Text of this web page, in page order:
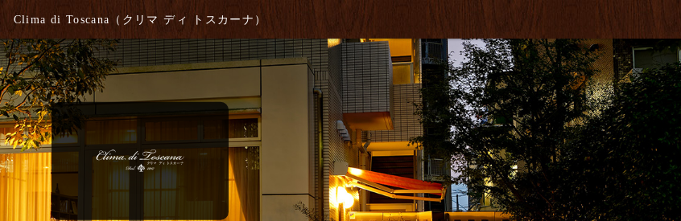
Clima di Toscana（クリマ ディ トスカーナ）